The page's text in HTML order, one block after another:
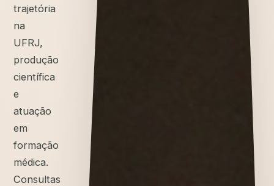
trajetória
na
UFRJ,
produção
científica
e
atuação
em
formação
médica.
Consultas